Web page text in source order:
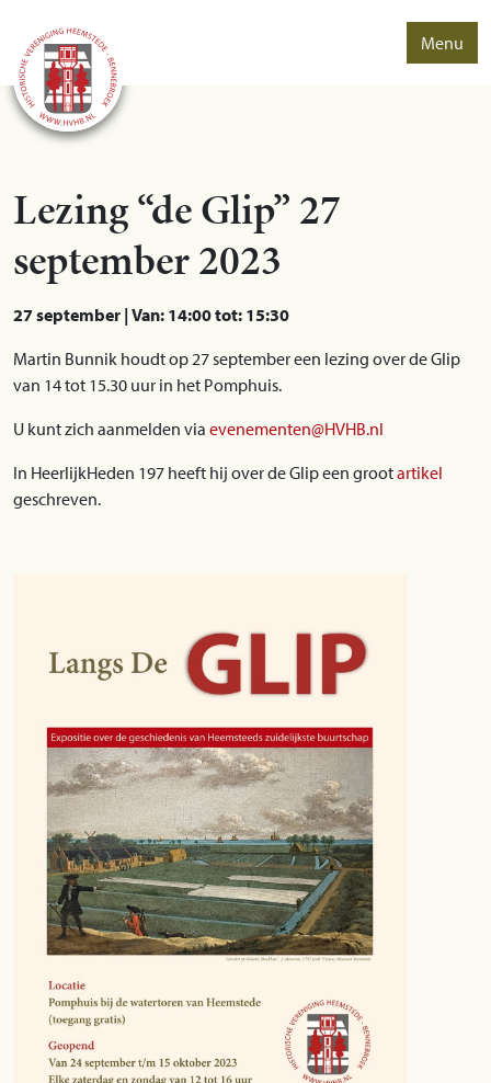
Menu
Lezing “de Glip” 27
september 2023
27 september | Van: 14:00 tot: 15:30
Martin Bunnik houdt op 27 september een lezing over de Glip
van 14 tot 15.30 uur in het Pomphuis.
U kunt zich aanmelden via evenementen@HVHB.nl
In HeerlijkHeden 197 heeft hij over de Glip een grootartikel
geschreven.